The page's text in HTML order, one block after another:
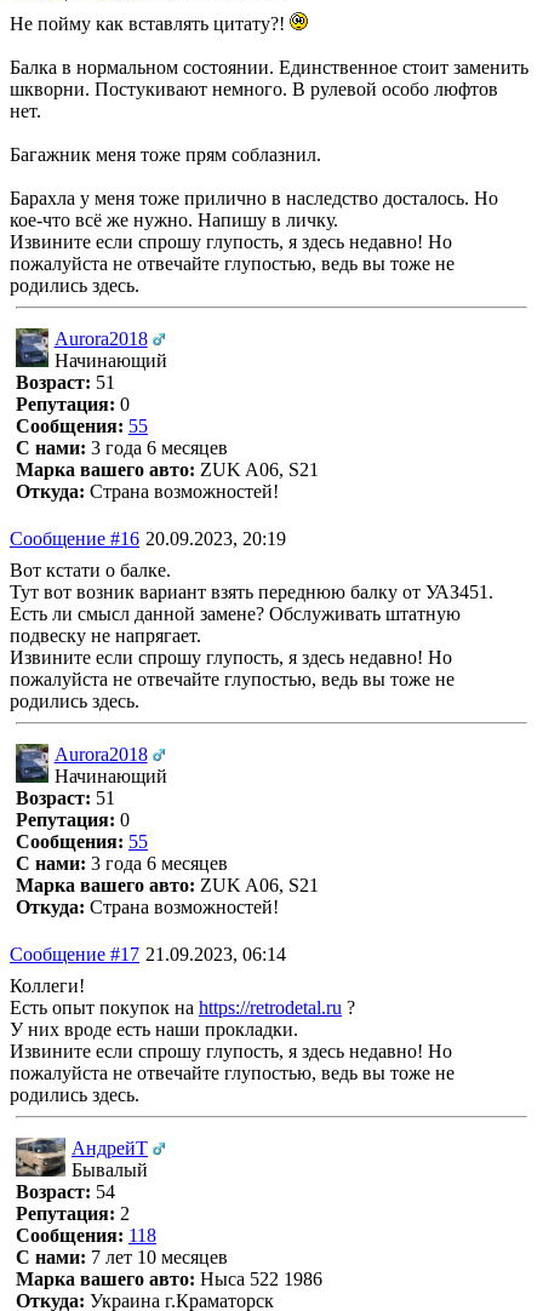
Не пойму как вставлять цитату?!
Балка в нормальном состоянии. Единственное стоит заменить
шкворни. Постукивают немного. В рулевой особо люфтов
нет.
Багажник меня тоже прям соблазнил.
Барахла у меня тоже прилично в наследство досталось. Но
кое-что всё же нужно. Напишу в личку.
Извините если спрошу глупость, я здесь недавно! Но
пожалуйста не отвечайте глупостью, ведь вы тоже не
родились здесь.
Aurora2018
Начинающий
Возраст: 51
Репутация: 0
Сообщения: 55
С нами: 3 года 6 месяцев
Марка вашего авто: ZUK A06, S21
Откуда: Страна возможностей!
Сообщение #16 20.09.2023, 20:19
Вот кстати о балке.
Тут вот возник вариант взять переднюю балку от УАЗ451.
Есть ли смысл данной замене? Обслуживать штатную
подвеску не напрягает.
Извините если спрошу глупость, я здесь недавно! Но
пожалуйста не отвечайте глупостью, ведь вы тоже не
родились здесь.
Aurora2018
Начинающий
Возраст: 51
Репутация: 0
Сообщения: 55
С нами: 3 года 6 месяцев
Марка вашего авто: ZUK A06, S21
Откуда: Страна возможностей!
Сообщение #17 21.09.2023, 06:14
Коллеги!
Есть опыт покупок на https://retrodetal.ru ?
У них вроде есть наши прокладки.
Извините если спрошу глупость, я здесь недавно! Но
пожалуйста не отвечайте глупостью, ведь вы тоже не
родились здесь.
АндрейТ
Бывалый
Возраст: 54
Репутация: 2
Сообщения: 118
С нами: 7 лет 10 месяцев
Марка вашего авто: Ныса 522 1986
Откуда: Украина г.Краматорск